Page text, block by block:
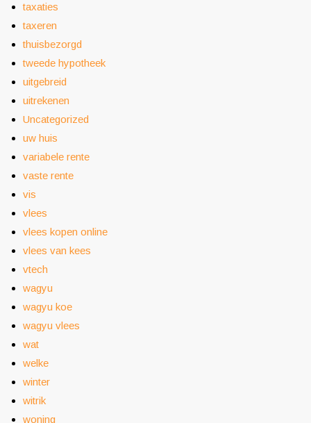
taxaties
taxeren
thuisbezorgd
tweede hypotheek
uitgebreid
uitrekenen
Uncategorized
uw huis
variabele rente
vaste rente
vis
vlees
vlees kopen online
vlees van kees
vtech
wagyu
wagyu koe
wagyu vlees
wat
welke
winter
witrik
woning